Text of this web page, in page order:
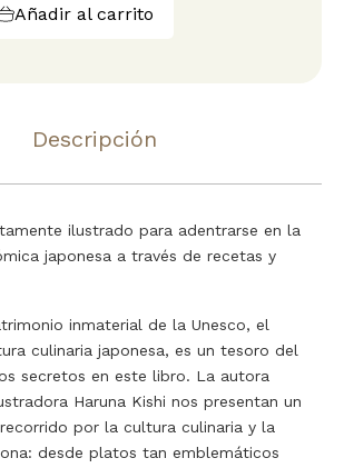
Añadir al carrito
Descripción
ilustrado para adentrarse en la
japonesa a través de recetas y
inmaterial de la Unesco, el
culinaria japonesa, es un tesoro del
secretos en este libro. La autora
Haruna Kishi nos presentan un
por la cultura culinaria y la
desde platos tan emblemáticos